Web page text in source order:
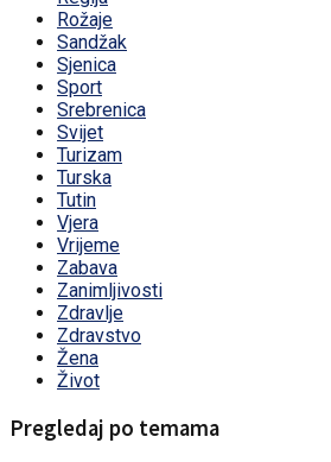
Rožaje
Sandžak
Sjenica
Sport
Srebrenica
Svijet
Turizam
Turska
Tutin
Vjera
Vrijeme
Zabava
Zanimljivosti
Zdravlje
Zdravstvo
Žena
Život
Pregledaj po temama